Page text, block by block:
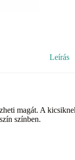
Leírás
magát. A
színben.